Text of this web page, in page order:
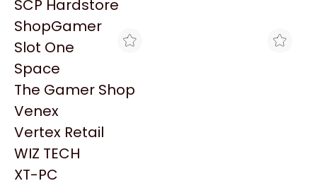
PowerColor
Razer
Redragon
Samsung
Sandisk
Sapphire
Seagate
Sentey
Solarmax
SCP Hardstore
ShopGamer
Slot One
Space
The Gamer Shop
Venex
Vertex Retail
WIZ TECH
XT-PC
Explorá más productos similares
MAX TECNO
LECTOR OCOM IMAGER
2.4GWIRELES
$103.281